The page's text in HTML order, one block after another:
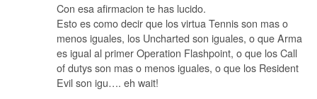
Con esa afirmacion te has lucido.
Esto es como decir que los virtua Tennis son mas o
menos iguales, los Uncharted son iguales, o que Arma
es igual al primer Operation Flashpoint, o que los Call
of dutys son mas o menos iguales, o que los Resident
Evil son igu…. eh wait!